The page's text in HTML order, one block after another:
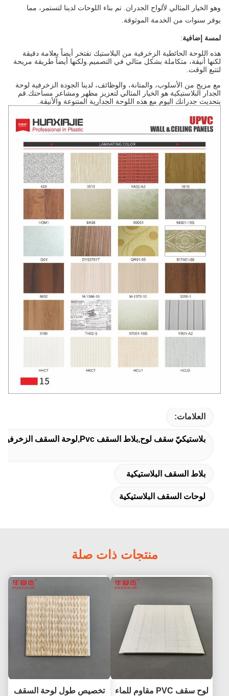
وهو الخيار المثالي لألواح الجدران. تم بناء اللوحات لدينا لتستمر، مما
يوفر سنوات من الخدمة الموثوقة.
لمسة إضافية:
هذه اللوحة الحائطية الزخرفية من البلاستيك تفتخر أيضاً بعلامة دقيقة
لكنها أنيقة، متكاملة بشكل مثالي في التصميم.ولكنها أيضاً طريقة مريحة
لتتبع الوقت.
مع مزيج من الأسلوب، والمتانة، والوظائف، لدينا الجودة الزخرفية لوحة
الجدار البلاستيكية هو الخيار المثالي لتعزيز مظهر ومشاعر مساحتك.قم
بتحديث جدرانك اليوم مع هذه اللوحة الجدارية المتنوعة والأنيقة.
العلامات:
بلاستيكيّ سقف لوح,بلاط السقف Pvc,لوحة السقف الزخرفية
بلاط السقف البلاستيكية
لوحات السقف البلاستيكية
منتجات ذات صلة
لوح سقف PVC مقاوم للماء
تخصيص طول لوحة السقف